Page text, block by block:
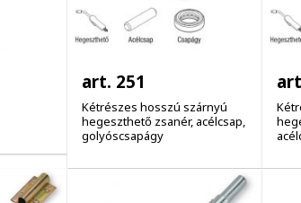
art. 251
Kétrészes hosszú szárnyú
hegeszthető zsanér, acélcsap,
golyóscsapágy